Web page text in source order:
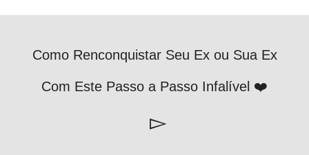
Como Renconquistar Seu Ex ou Sua Ex
Com Este Passo a Passo Infalível ❤️